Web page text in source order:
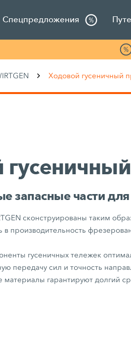
Спецпредложения
Ходовой гусеничный
запасные части
сконструированы таким
производительность
гусеничных тележек
передачу сил и точность
материалы гарантируют долгий